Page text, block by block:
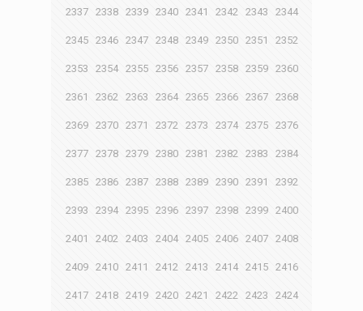
2337 2338 2339 2340 2341 2342 2343 2344
2345 2346 2347 2348 2349 2350 2351 2352
2353 2354 2355 2356 2357 2358 2359 2360
2361 2362 2363 2364 2365 2366 2367 2368
2369 2370 2371 2372 2373 2374 2375 2376
2377 2378 2379 2380 2381 2382 2383 2384
2385 2386 2387 2388 2389 2390 2391 2392
2393 2394 2395 2396 2397 2398 2399 2400
2401 2402 2403 2404 2405 2406 2407 2408
2409 2410 2411 2412 2413 2414 2415 2416
2417 2418 2419 2420 2421 2422 2423 2424